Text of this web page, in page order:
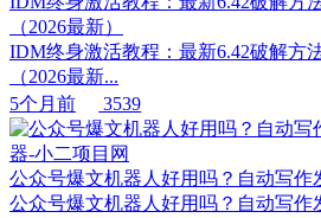
（2026最新）
IDM终身激活教程：最新6.42破解方
（2026最新...
5个月前
3539
公众号爆文机器人好用吗？自动写作
公众号爆文机器人好用吗？自动写作